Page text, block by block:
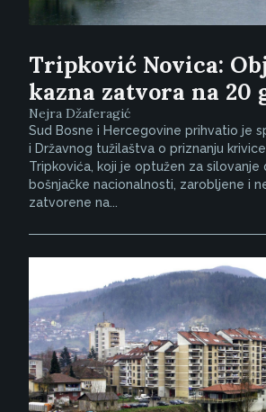
Tripković Novica:
kazna zatvora na 20
Nejra Džaferagić
Sud Bosne i Hercegovine prihvatio je
i Državnog tužilaštva o priznanju
Tripkovića, koji je optužen za silovanje
bošnjačke nacionalnosti, zarobljene i
zatvorene na...